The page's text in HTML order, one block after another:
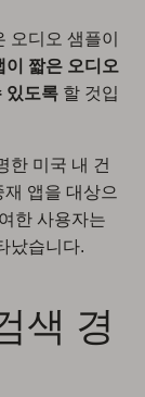
디오 샘플이
이 짧은 오디오
있도록 할 것입
한 미국 내 건
앱을 대상으
한 사용자는
났습니다.
색 경